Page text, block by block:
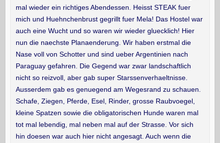
mal wieder ein richtiges Abendessen. Heisst STEAK fuer
mich und Huehnchenbrust gegrillt fuer Mela! Das Hostel war
auch eine Wucht und so waren wir wieder gluecklich! Hier
nun die naechste Planaenderung. Wir haben erstmal die
Nase voll von Schotter und sind ueber Argentinien nach
Paraguay gefahren. Die Gegend war zwar landschaftlich
nicht so reizvoll, aber gab super Starssenverhaeltnisse.
Ausserdem gab es genuegend am Wegesrand zu schauen.
Schafe, Ziegen, Pferde, Esel, Rinder, grosse Raubvoegel,
kleine Spatzen sowie die obligatorischen Hunde waren mal
tot mal lebendig, mal neben mal auf der Strasse. Vor sich
hin doesen war auch hier nicht angesagt. Auch wenn die